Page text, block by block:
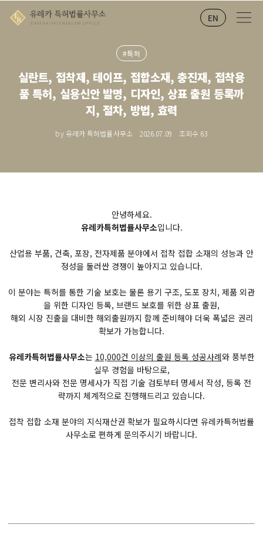
EN
#특허
실란트, 접착제, 테이프, 접합소재, 충진재, 접착용
품 특허, 실용신안 발명, 디자인, 상표 출원 등록까
지, 절차, 방법, 효력
by 유레카 특허법률사무소 2026.07.09 조회수 63
안녕하세요.
유레카특허법률사무소입니다.
산업용 부품, 건축, 포장, 전자제품 분야에서 접착 접합 소재의 성능과 안
정성을 둘러싼 경쟁이 높아지고 있습니다.
이 분야는 특허를 통한 기술 보호는 물론 용기 구조, 도포 장치, 제품 외관
을 위한 디자인 등록, 브랜드 보호를 위한 상표 출원,
해외 시장 진출을 대비한 해외출원까지 함께 준비해야 더욱 폭넓은 권리
확보가 가능합니다.
유레카특허법률사무소는 10,000건 이상의 출원 등록 성공사례와 풍부한
실무 경험을 바탕으로,
전문 변리사와 전문 명세사가 직접 기술 검토부터 명세서 작성, 등록 전
략까지 체계적으로 진행해드리고 있습니다.
접착 접합 소재 분야의 지식재산권 확보가 필요하시다면 유레카특허법률
사무소로 편하게 문의주시기 바랍니다.